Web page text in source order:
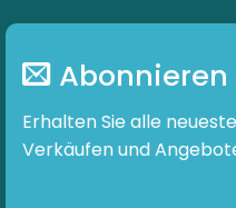
Abonnieren
Erhalten Sie alle
Verkäufen und